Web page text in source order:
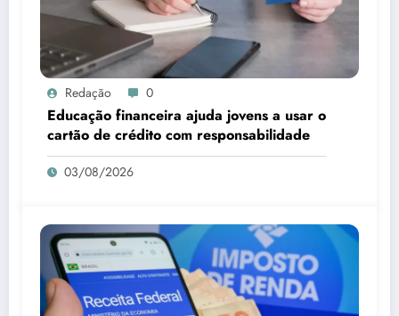
Redação 0
Educação financeira ajuda jovens a usar o
cartão de crédito com responsabilidade
03/08/2026